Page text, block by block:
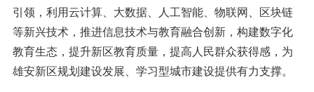
引领，利用云计算、大数据、人工智能、物联网、区块链
等新兴技术，推进信息技术与教育融合创新，构建数字化
教育生态，提升新区教育质量，提高人民群众获得感，为
雄安新区规划建设发展、学习型城市建设提供有力支撑。